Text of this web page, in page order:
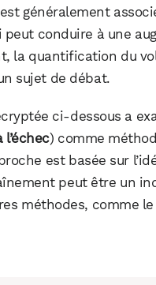
généralement
conduire à une
la quantification du
sujet de débat.
ci-dessous a
l’échec) comme
est basée sur
peut être un
méthodes, comme